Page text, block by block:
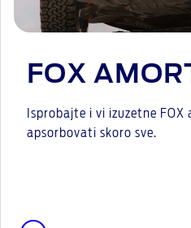
FOX
Isprobajte i vi izuzetne
apsorbovati skoro sve.